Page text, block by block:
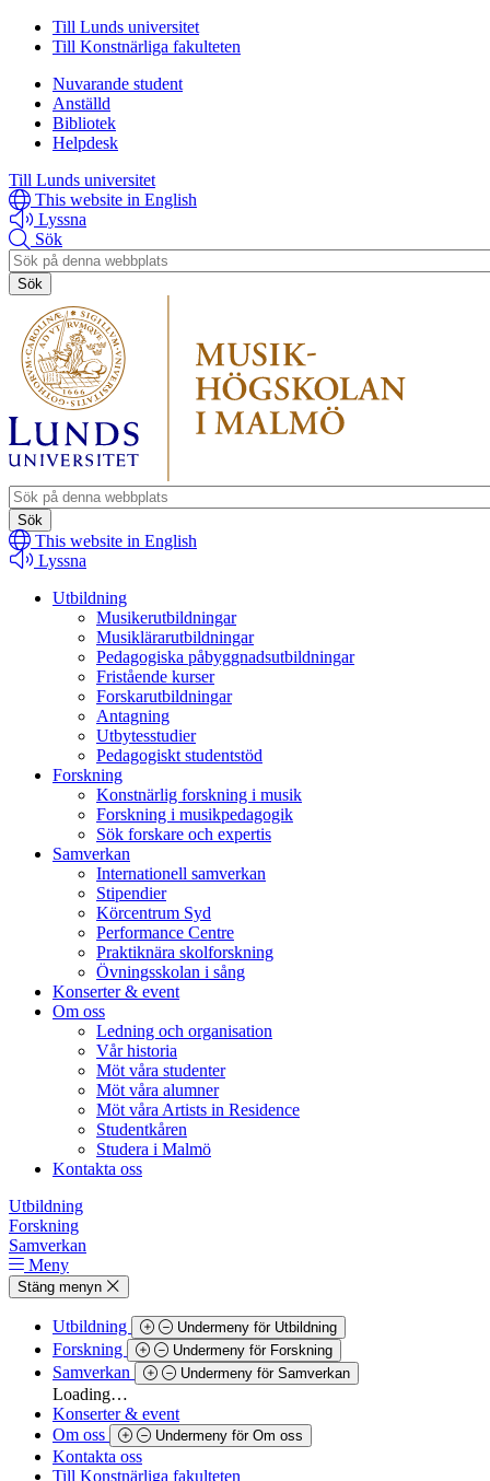
Hoppa
HoppaTill Lunds universitet
Till Konstnärliga fakulteten
Nuvarande student
Anställd
Bibliotek
Helpdesk
Till Lunds universitet
This website in English
Lyssna
Sök
Header
search
Header
search
This website in English
Lyssna
Utbildning
Musikerutbildningar
Musiklärarutbildningar
Pedagogiska påbyggnadsutbildningar
Fristående kurser
Forskarutbildningar
Antagning
Utbytesstudier
Pedagogiskt studentstöd
Forskning
Konstnärlig forskning i musik
Forskning i musikpedagogik
Sök forskare och expertis
Samverkan
Internationell samverkan
Stipendier
Körcentrum Syd
Performance Centre
Praktiknära skolforskning
Övningsskolan i sång
Konserter & event
Om oss
Ledning och organisation
Vår historia
Möt våra studenter
Möt våra alumner
Möt våra Artists in Residence
Studentkåren
Studera i Malmö
Kontakta oss
Utbildning
Forskning
Samverkan
Meny
Stäng menyn
Utbildning Undermeny för Utbildning
Forskning Undermeny för Forskning
Samverkan Undermeny för Samverkan
Loading…
Konserter & event
Om oss
Undermeny för Om oss
Kontakta oss
Till Konstnärliga fakulteten